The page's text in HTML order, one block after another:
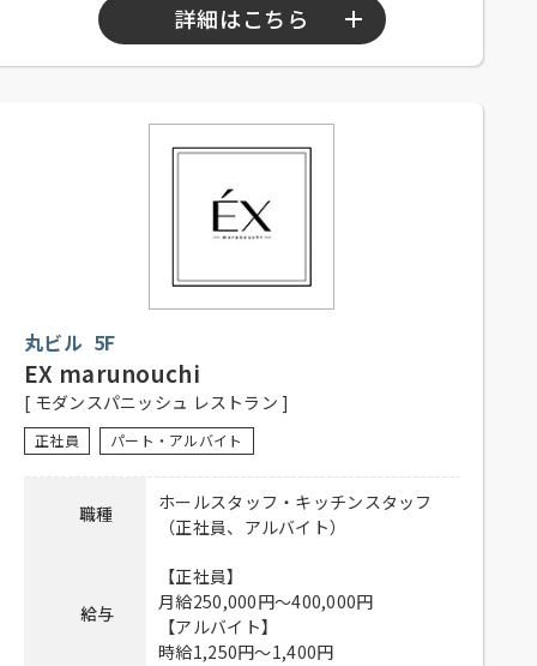
詳細はこちら
17：00～22：00
【正社員】
シフト制、週休2日、経験者優遇、未
経験者可
以上、週3日程度勤務可能な方、大学
生可、主婦歓迎、フリーター歓迎、
待遇
社員の登用有り、昇給有り、賞与有
り、深夜手当有り、社保完備、食事
付き、制服貸与、交通費全額支給
応募方法
電話連絡後、履歴書持参のうえ、ご
来店ください。
080-9472-6366 担当：山田
丸ビル 5F
EX marunouchi
[ モダンスパニッシュ レストラン ]
正社員 パート・アルバイト
職種
ホールスタッフ・キッチンスタッフ
（正社員、アルバイト）
給与
【正社員】
月給250,000円～400,000円
【アルバイト】
時給1,250円～1,400円